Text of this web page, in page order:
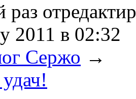
раз
2011 в 02:32
Сержо →